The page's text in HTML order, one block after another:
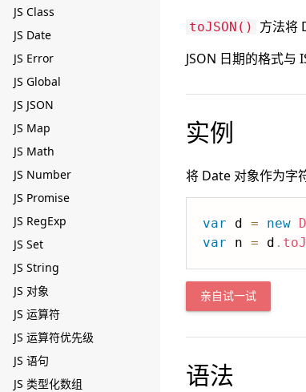
JS Class
JS Date
JS Error
JS Global
JS JSON
JS Map
JS Math
JS Number
JS Promise
JS RegExp
JS Set
JS String
JS 对象
JS 运算符
JS 运算符优先级
JS 语句
JS 类型化数组
toJSON()
方法将
JSON 日期的格式与
实例
将 Date 对象作为字
var d = new
var n = d .
亲自试一试
语法